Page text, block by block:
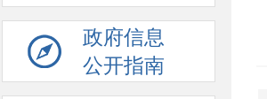
政府信息
公开指南